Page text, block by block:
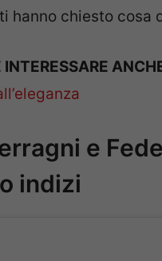
hanno chiesto cosa
INTERESSARE
e
indizi